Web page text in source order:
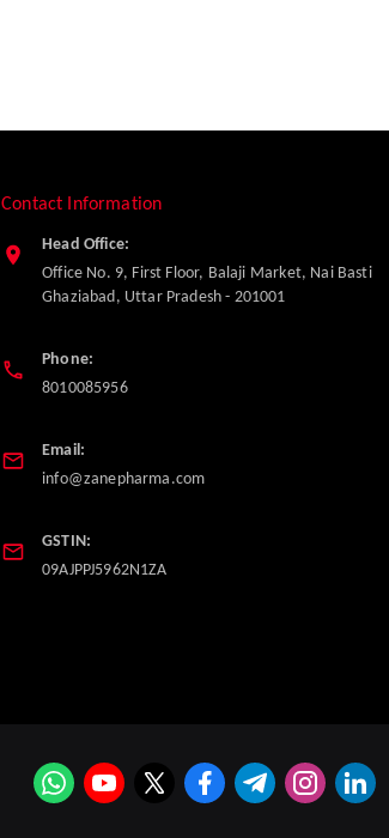
Contact Information
Head Office:
Office No. 9, First Floor, Balaji Market, Nai Basti
Ghaziabad, Uttar Pradesh - 201001
Phone:
8010085956
Email:
info@zanepharma.com
GSTIN:
09AJPPJ5962N1ZA